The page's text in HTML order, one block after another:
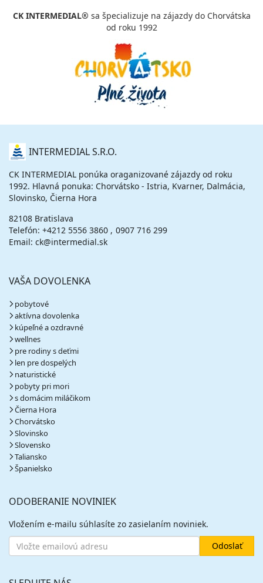
CK INTERMEDIAL® sa špecializuje na zájazdy do Chorvátska
od roku 1992
O
NÁS INTERMEDIAL S.R.O.
CK INTERMEDIAL ponúka oraganizované zájazdy od roku
1992. Hlavná ponuka: Chorvátsko - Istria, Kvarner, Dalmácia,
Slovinsko, Čierna Hora
82108 Bratislava
Telefón: +4212 5556 3860
0907 716 299
Email: ck@intermedial.sk
VAŠA DOVOLENKA
pobytové
aktívna dovolenka
kúpeľné a ozdravné
wellnes
pre rodiny s deťmi
len pre dospelých
naturistické
pobyty pri mori
s domácim miláčikom
Čierna Hora
Chorvátsko
Slovinsko
Slovensko
Taliansko
Španielsko
ODOBERANIE NOVINIEK
Vložením e-mailu súhlasíte zo zasielaním noviniek.